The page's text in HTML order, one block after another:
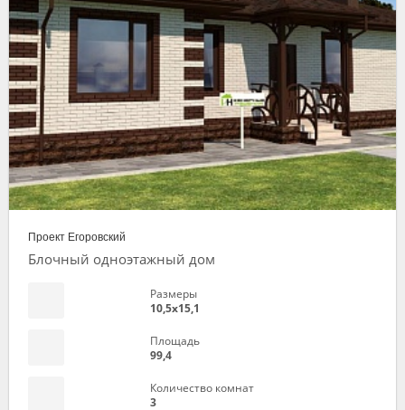
Проект Егоровский
Блочный одноэтажный дом
Размеры
10,5х15,1
Площадь
99,4
Количество комнат
3